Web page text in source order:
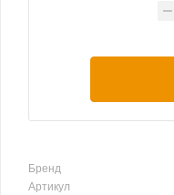
Бренд
Артикул